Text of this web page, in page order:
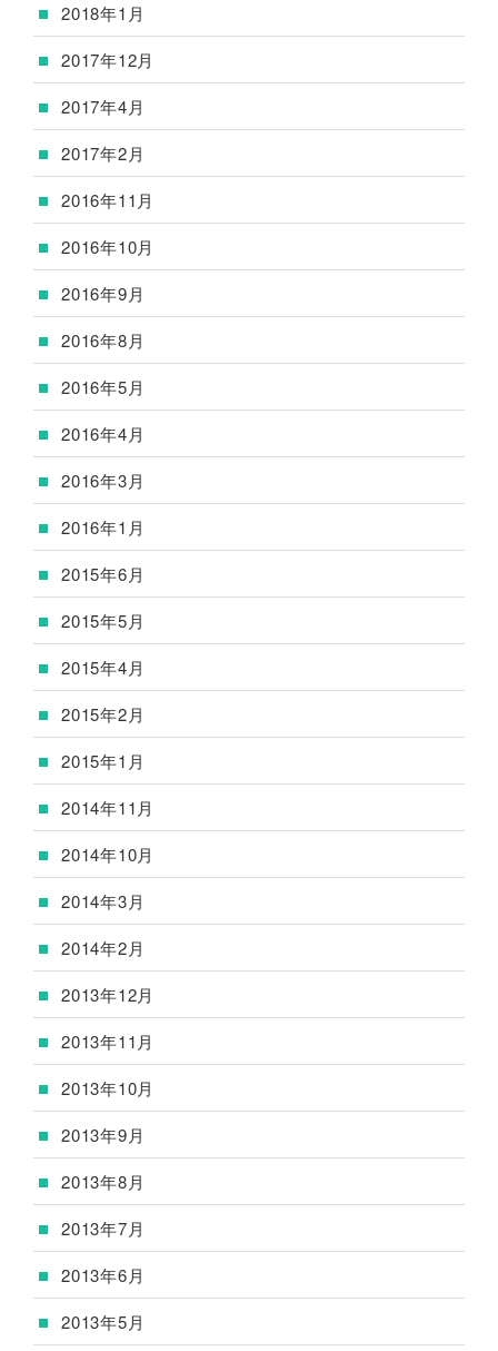
2018年1月
2017年12月
2017年4月
2017年2月
2016年11月
2016年10月
2016年9月
2016年8月
2016年5月
2016年4月
2016年3月
2016年1月
2015年6月
2015年5月
2015年4月
2015年2月
2015年1月
2014年11月
2014年10月
2014年3月
2014年2月
2013年12月
2013年11月
2013年10月
2013年9月
2013年8月
2013年7月
2013年6月
2013年5月